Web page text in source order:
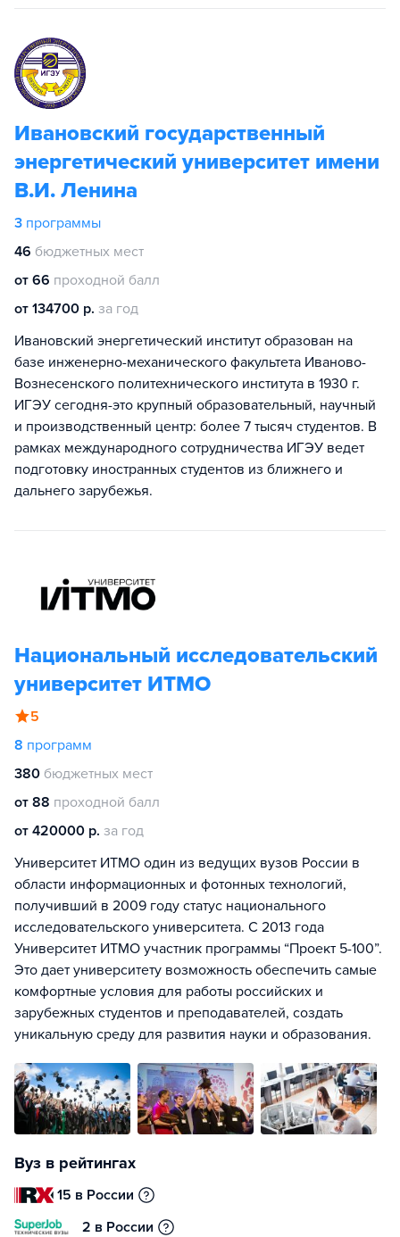
Ивановский государственный
энергетический университет имени
В.И. Ленина
3 программы
46 бюджетных мест
от 66 проходной балл
от 134700 р. за год
Ивановский энергетический институт образован на
базе инженерно-механического факультета Иваново-
Вознесенского политехнического института в 1930 г.
ИГЭУ сегодня-это крупный образовательный, научный
и производственный центр: более 7 тысяч студентов. В
рамках международного сотрудничества ИГЭУ ведет
подготовку иностранных студентов из ближнего и
дальнего зарубежья.
Национальный исследовательский
университет ИТМО
5
8 программ
380 бюджетных мест
от 88 проходной балл
от 420000 р. за год
Университет ИТМО один из ведущих вузов России в
области информационных и фотонных технологий,
получивший в 2009 году статус национального
исследовательского университета. С 2013 года
Университет ИТМО участник программы “Проект 5-100”.
Это дает университету возможность обеспечить самые
комфортные условия для работы российских и
зарубежных студентов и преподавателей, создать
уникальную среду для развития науки и образования.
Вуз в рейтингах
15 в России
2 в России